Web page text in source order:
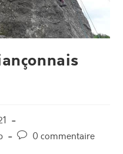
Post 0 commentaire